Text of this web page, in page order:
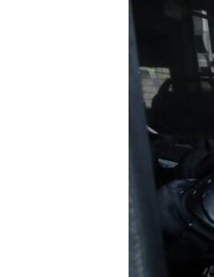
УКРАИНСКАЯ ПРОБЛЕМА КРЫМА